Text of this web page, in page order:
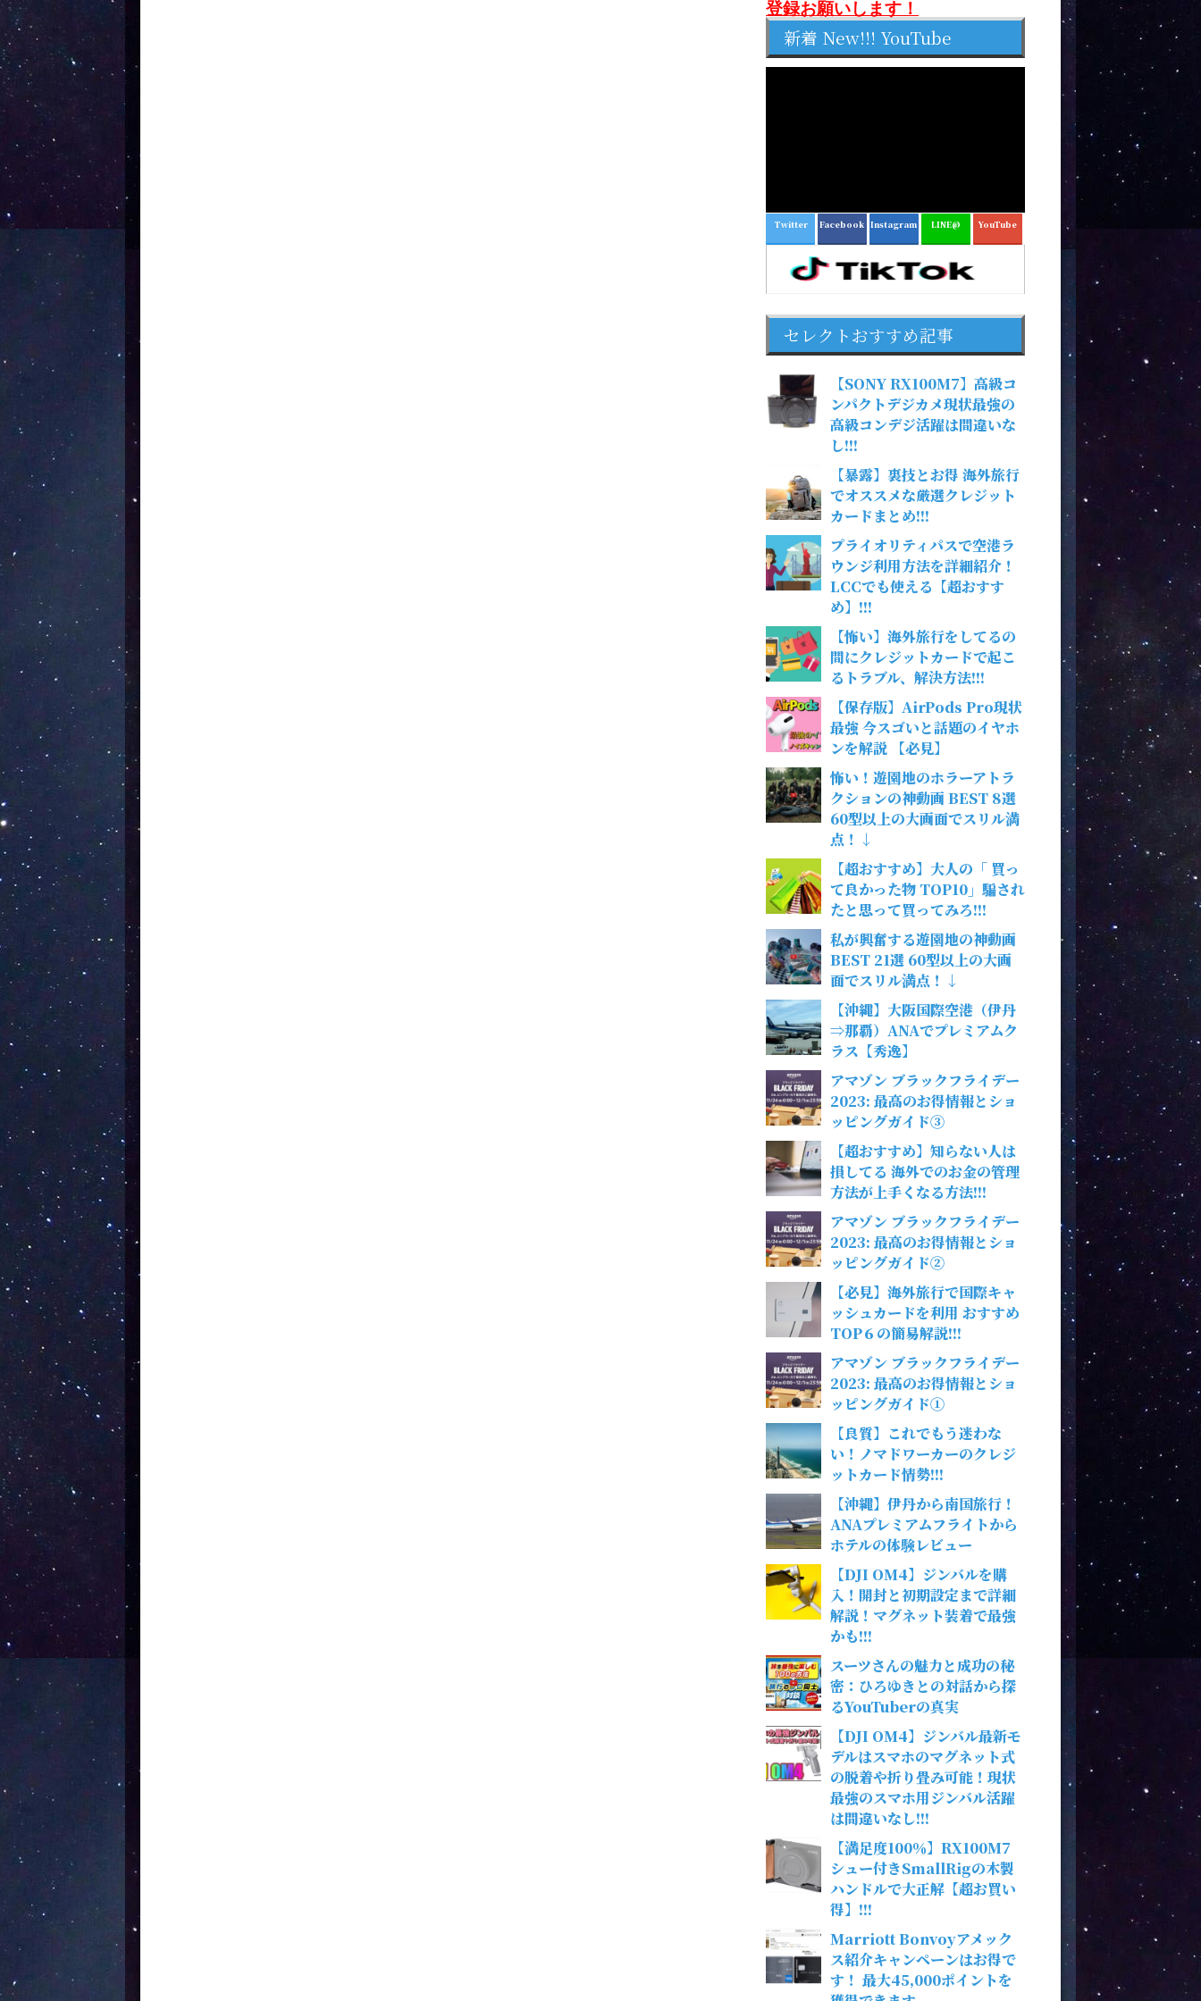
登録お願いします！
新着 New!!! YouTube
Twitter Facebook Instagram LINE@ YouTube
セレクトおすすめ記事
【SONY RX100M7】高級コ
ンパクトデジカメ現状最強の
高級コンデジ活躍は間違いな
し!!!
【暴露】裏技とお得 海外旅行
でオススメな厳選クレジット
カードまとめ!!!
プライオリティパスで空港ラ
ウンジ利用方法を詳細紹介！
LCCでも使える【超おすす
め】!!!
【怖い】海外旅行をしてるの
間にクレジットカードで起こ
るトラブル、解決方法!!!
【保存版】AirPods Pro現状
最強 今スゴいと話題のイヤホ
ンを解説 【必見】
怖い！遊園地のホラーアトラ
クションの神動画 BEST 8選
60型以上の大画面でスリル満
点！↓
【超おすすめ】大人の「 買っ
て良かった物 TOP10」騙され
たと思って買ってみろ!!!
私が興奮する遊園地の神動画
BEST 21選 60型以上の大画
面でスリル満点！↓
【沖縄】大阪国際空港（伊丹
⇒那覇）ANAでプレミアムク
ラス【秀逸】
アマゾン ブラックフライデー
2023: 最高のお得情報とショ
ッピングガイド③
【超おすすめ】知らない人は
損してる 海外でのお金の管理
方法が上手くなる方法!!!
アマゾン ブラックフライデー
2023: 最高のお得情報とショ
ッピングガイド②
【必見】海外旅行で国際キャ
ッシュカードを利用 おすすめ
TOP６の簡易解説!!!
アマゾン ブラックフライデー
2023: 最高のお得情報とショ
ッピングガイド①
【良質】これでもう迷わな
い！ノマドワーカーのクレジ
ットカード情勢!!!
【沖縄】伊丹から南国旅行！
ANAプレミアムフライトから
ホテルの体験レビュー
【DJI OM4】ジンバルを購
入！開封と初期設定まで詳細
解説！マグネット装着で最強
かも!!!
スーツさんの魅力と成功の秘
密：ひろゆきとの対話から探
るYouTuberの真実
【DJI OM4】ジンバル最新モ
デルはスマホのマグネット式
の脱着や折り畳み可能！現状
最強のスマホ用ジンバル活躍
は間違いなし!!!
【満足度100％】RX100M7
シュー付きSmallRigの木製
ハンドルで大正解【超お買い
得】!!!
Marriott Bonvoyアメック
ス紹介キャンペーンはお得で
す！ 最大45,000ポイントを